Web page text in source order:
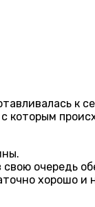
к
которым
очередь
хорошо